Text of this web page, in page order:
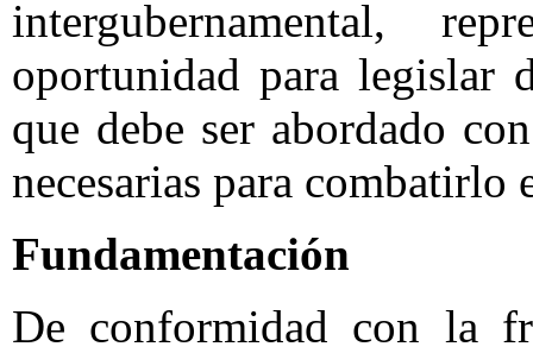
intergubernamental,
oportunidad para legislar
que debe ser abordado
necesarias para combatirlo
Fundamentación
De conformidad con la